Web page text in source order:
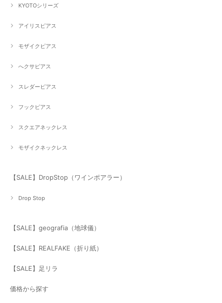
KYOTOシリーズ
アイリスピアス
モザイクピアス
へクサピアス
スレダーピアス
フックピアス
スクエアネックレス
モザイクネックレス
【SALE】DropStop（ワインポアラー）
Drop Stop
【SALE】geografia（地球儀）
【SALE】REALFAKE（折り紙）
【SALE】足リラ
価格から探す